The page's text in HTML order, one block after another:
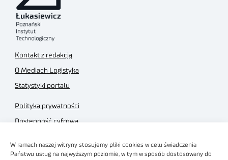
W ramach naszej witryny stosujemy pliki cookies w celu świadczenia
Państwu usług na najwyższym poziomie, w tym w sposób dostosowany do
Kontakt z redakcją
O Mediach Logistyka
Statystyki portalu
Polityka prywatności
Dostępność cyfrowa
Regulamin sklepu